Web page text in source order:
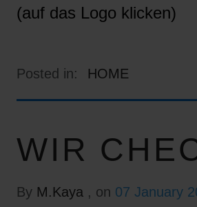
(auf das Logo klicken)
Posted in: HOME
WIR
By M.Kaya , on 07 January